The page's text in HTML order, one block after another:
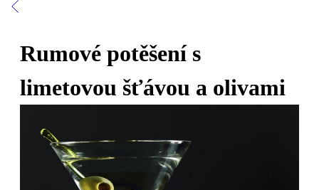
Rumové potěšení s
limetovou šťávou a olivami